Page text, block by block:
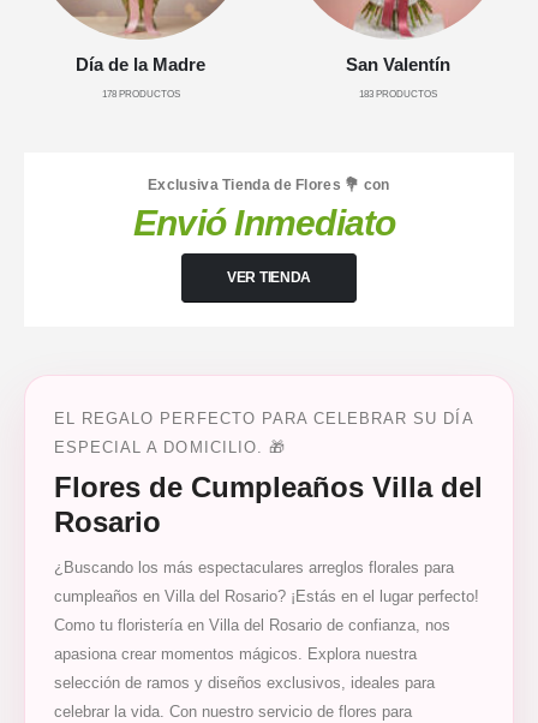
Día de la Madre
178PRODUCTOS
San Valentín
183PRODUCTOS
Exclusiva Tienda de Flores 💐 con
Envió Inmediato
VER TIENDA
EL REGALO PERFECTO PARA CELEBRAR SU DÍA
ESPECIAL A DOMICILIO. 🎁
Flores de Cumpleaños Villa del
Rosario
¿Buscando los más espectaculares arreglos florales para
cumpleaños en Villa del Rosario? ¡Estás en el lugar perfecto!
Como tu floristería en Villa del Rosario de confianza, nos
apasiona crear momentos mágicos. Explora nuestra
selección de ramos y diseños exclusivos, ideales para
celebrar la vida. Con nuestro servicio de flores para